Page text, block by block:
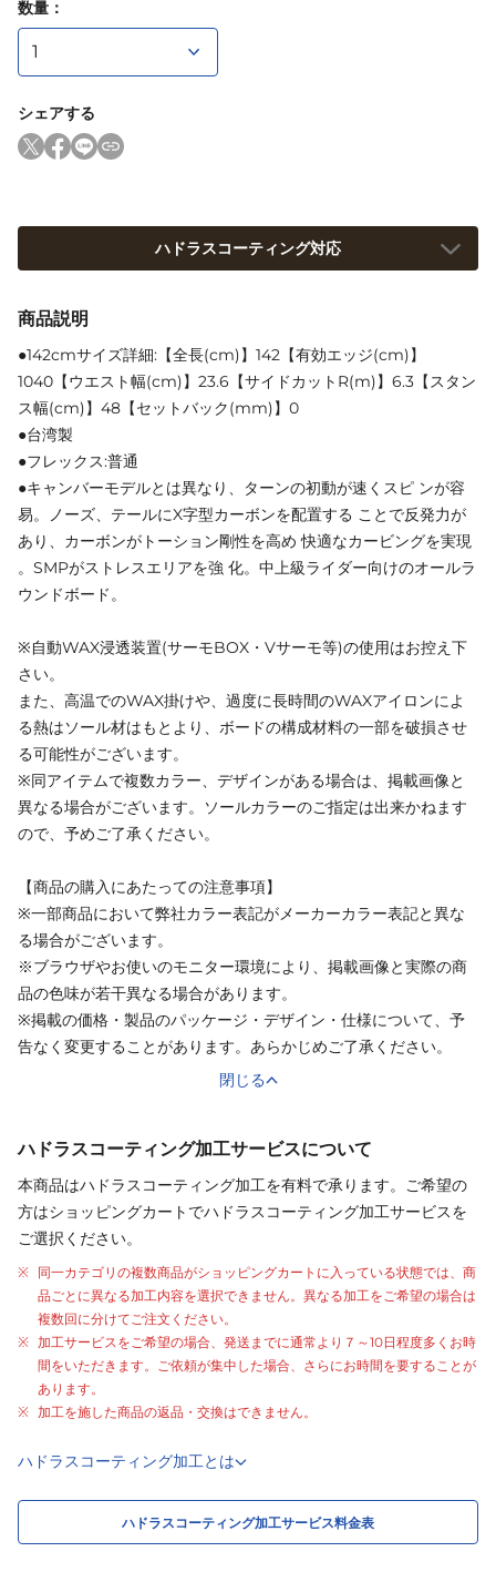
数量：
シェアする
ハドラスコーティング対応
商品説明
●142cmサイズ詳細:【全長(cm)】142【有効エッジ(cm)】
1040【ウエスト幅(cm)】23.6【サイドカットR(m)】6.3【スタン
ス幅(cm)】48【セットバック(mm)】0
●台湾製
●フレックス:普通
●キャンバーモデルとは異なり、ターンの初動が速くスピ ンが容
易。ノーズ、テールにX字型カーボンを配置する ことで反発力が
あり、カーボンがトーション剛性を高め 快適なカービングを実現
。SMPがストレスエリアを強 化。中上級ライダー向けのオールラ
ウンドボード。
※自動WAX浸透装置(サーモBOX・Vサーモ等)の使用はお控え下
さい。
また、高温でのWAX掛けや、過度に長時間のWAXアイロンによ
る熱はソール材はもとより、ボードの構成材料の一部を破損させ
る可能性がございます。
※同アイテムで複数カラー、デザインがある場合は、掲載画像と
異なる場合がございます。ソールカラーのご指定は出来かねます
ので、予めご了承ください。
【商品の購入にあたっての注意事項】
※一部商品において弊社カラー表記がメーカーカラー表記と異な
る場合がございます。
※ブラウザやお使いのモニター環境により、掲載画像と実際の商
品の色味が若干異なる場合があります。
※掲載の価格・製品のパッケージ・デザイン・仕様について、予
告なく変更することがあります。あらかじめご了承ください。
閉じる
ハドラスコーティング加工サービスについて
本商品はハドラスコーティング加工を有料で承ります。ご希望の
方はショッピングカートでハドラスコーティング加工サービスを
ご選択ください。
同一カテゴリの複数商品がショッピングカートに入っている状態では、商
品ごとに異なる加工内容を選択できません。異なる加工をご希望の場合は
複数回に分けてご注文ください。
加工サービスをご希望の場合、発送までに通常より ７～10日程度多くお時
間をいただきます。ご依頼が集中した場合、さらにお時間を要することが
あります。
加工を施した商品の返品・交換はできません。
ハドラスコーティング加工とは
ハドラスコーティング加工サービス料金表